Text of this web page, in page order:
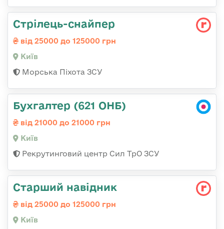
Стрілець-снайпеp
від 25000 до 125000 грн
Київ
Морська Піхота ЗСУ
Бухгалтер (621 ОНБ)
від 21000 до 21000 грн
Київ
Рекрутинговий центр Сил ТрО ЗСУ
Стаpший навідник
від 25000 до 125000 грн
Київ